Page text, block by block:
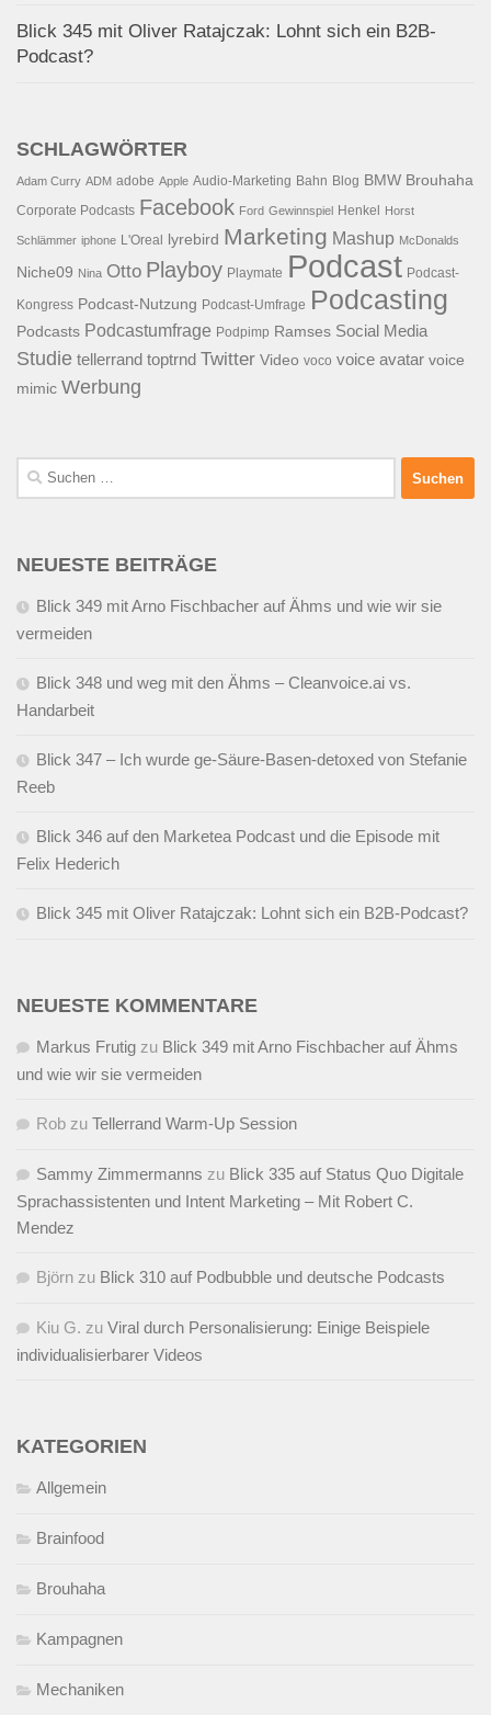
Blick 345 mit Oliver Ratajczak: Lohnt sich ein B2B-
Podcast?
SCHLAGWÖRTER
Adam Curry ADM adobe Apple Audio-Marketing Bahn Blog BMW Brouhaha
Corporate Podcasts Facebook Ford Gewinnspiel Henkel Horst
Schlämmer iphone L'Oreal lyrebird Marketing Mashup McDonalds
Niche09 Nina Otto Playboy Playmate Podcast Podcast-
Kongress Podcast-Nutzung Podcast-Umfrage Podcasting
Podcasts Podcastumfrage Podpimp Ramses Social Media
Studie tellerrand toptrnd Twitter Video voco voice avatar voice
mimic Werbung
Suchen
nach:
NEUESTE BEITRÄGE
Blick 349 mit Arno Fischbacher auf Ähms und wie wir sie
vermeiden
Blick 348 und weg mit den Ähms – Cleanvoice.ai vs.
Handarbeit
Blick 347 – Ich wurde ge-Säure-Basen-detoxed von Stefanie
Reeb
Blick 346 auf den Marketea Podcast und die Episode mit
Felix Hederich
Blick 345 mit Oliver Ratajczak: Lohnt sich ein B2B-Podcast?
NEUESTE KOMMENTARE
Markus Frutig zu Blick 349 mit Arno Fischbacher auf Ähms
und wie wir sie vermeiden
Rob zu Tellerrand Warm-Up Session
Sammy Zimmermanns zu Blick 335 auf Status Quo Digitale
Sprachassistenten und Intent Marketing – Mit Robert C.
Mendez
Björn zu Blick 310 auf Podbubble und deutsche Podcasts
Kiu G. zu Viral durch Personalisierung: Einige Beispiele
individualisierbarer Videos
KATEGORIEN
Allgemein
Brainfood
Brouhaha
Kampagnen
Mechaniken